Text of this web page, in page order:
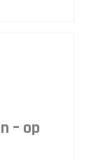
– op